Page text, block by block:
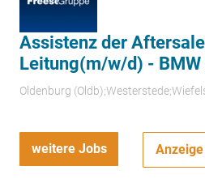
Assistenz der
Leitung(m/w/d) - BMW
Oldenburg
weitere Jobs